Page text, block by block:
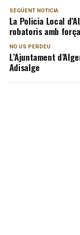
SEGÜENT NOTICIA
La Policia Local
robatoris amb
NO US PERDEU
L’Ajuntament
Adisalge